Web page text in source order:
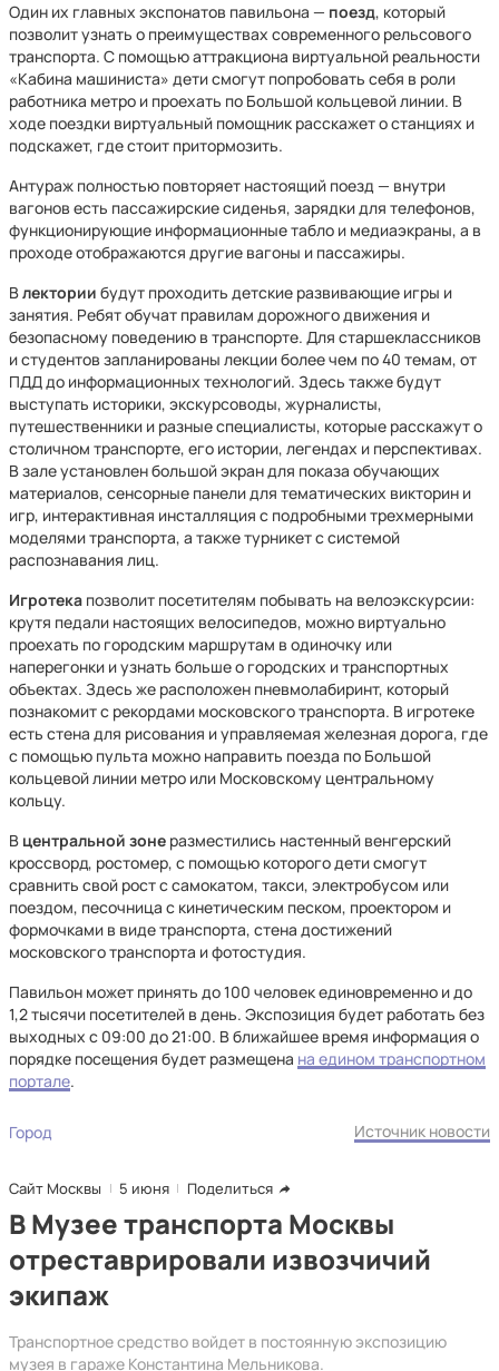
Один их главных экспонатов павильона — поезд, который
позволит узнать о преимуществах современного рельсового
транспорта. С помощью аттракциона виртуальной реальности
«Кабина машиниста» дети смогут попробовать себя в роли
работника метро и проехать по Большой кольцевой линии. В
ходе поездки виртуальный помощник расскажет о станциях и
подскажет, где стоит притормозить.
Антураж полностью повторяет настоящий поезд — внутри
вагонов есть пассажирские сиденья, зарядки для телефонов,
функционирующие информационные табло и медиаэкраны, а в
проходе отображаются другие вагоны и пассажиры.
Влектории будут проходить детские развивающие игры и
занятия. Ребят обучат правилам дорожного движения и
безопасному поведению в транспорте. Для старшеклассников
и студентов запланированы лекции более чем по 40 темам, от
ПДД до информационных технологий. Здесь также будут
выступать историки, экскурсоводы, журналисты,
путешественники и разные специалисты, которые расскажут о
столичном транспорте, его истории, легендах и перспективах.
В зале установлен большой экран для показа обучающих
материалов, сенсорные панели для тематических викторин и
игр, интерактивная инсталляция с подробными трехмерными
моделями транспорта, а также турникет с системой
распознавания лиц.
Игротека позволит посетителям побывать на велоэкскурсии:
крутя педали настоящих велосипедов, можно виртуально
проехать по городским маршрутам в одиночку или
наперегонки и узнать больше о городских и транспортных
объектах. Здесь же расположен пневмолабиринт, который
познакомит с рекордами московского транспорта. В игротеке
есть стена для рисования и управляемая железная дорога, где
с помощью пульта можно направить поезда по Большой
кольцевой линии метро или Московскому центральному
кольцу.
В центральной зоне разместились настенный венгерский
кроссворд, ростомер, с помощью которого дети смогут
сравнить свой рост с самокатом, такси, электробусом или
поездом, песочница с кинетическим песком, проектором и
формочками в виде транспорта, стена достижений
московского транспорта и фотостудия.
Павильон может принять до 100 человек единовременно и до
1,2 тысячи посетителей в день. Экспозиция будет работать без
выходных с 09:00 до 21:00. В ближайшее время информация о
порядке посещения будет размещена на едином транспортном
портале.
Город Источник новости
Сайт Москвы 5 июня Поделиться
В Музее транспорта Москвы
отреставрировали извозчичий
экипаж
Транспортное средство войдет в постоянную экспозицию
музея в гараже Константина Мельникова.